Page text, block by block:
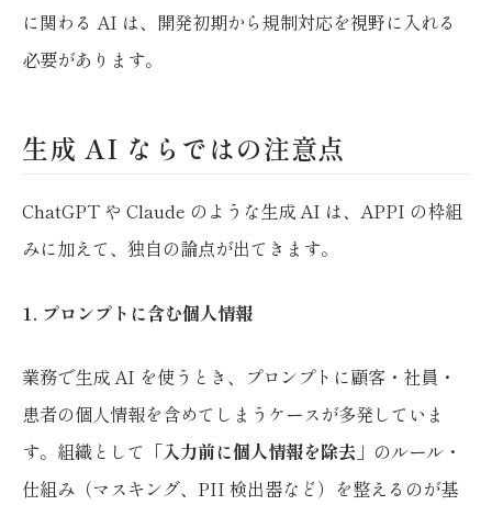
に関わる AI は、開発初期から規制対応を視野に入れる
必要があります。
生成 AI ならではの注意点
ChatGPT や Claude のような生成 AI は、APPI の枠組
みに加えて、独自の論点が出てきます。
1. プロンプトに含む個人情報
業務で生成 AI を使うとき、プロンプトに顧客・社員・
患者の個人情報を含めてしまうケースが多発していま
す。組織として「入力前に個人情報を除去 」のルール・
仕組み（マスキング、PII 検出器など）を整えるのが基